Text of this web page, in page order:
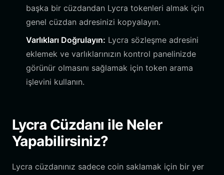
başka bir cüzdandan Lycra tokenleri almak için
genel cüzdan adresinizi kopyalayın.
Varlıkları Doğrulayın: Lycra sözleşme adresini
eklemek ve varlıklarınızın kontrol panelinizde
görünür olmasını sağlamak için token arama
işlevini kullanın.
Lycra Cüzdanı ile Neler
Yapabilirsiniz?
Lycra cüzdanınız sadece coin saklamak için bir yer